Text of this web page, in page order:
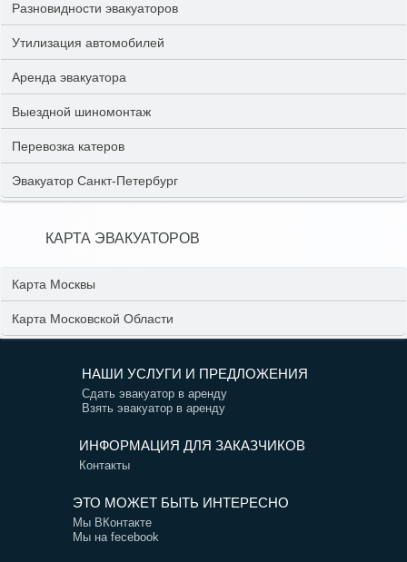
Разновидности эвакуаторов
Утилизация автомобилей
Аренда эвакуатора
Выездной шиномонтаж
Перевозка катеров
Эвакуатор Санкт-Петербург
КАРТА ЭВАКУАТОРОВ
Карта Москвы
Карта Московской Области
НАШИ УСЛУГИ И ПРЕДЛОЖЕНИЯ
Сдать эвакуатор в аренду
Взять эвакуатор в аренду
ИНФОРМАЦИЯ ДЛЯ ЗАКАЗЧИКОВ
Контакты
ЭТО МОЖЕТ БЫТЬ ИНТЕРЕСНО
Мы ВКонтакте
Мы на fecebook